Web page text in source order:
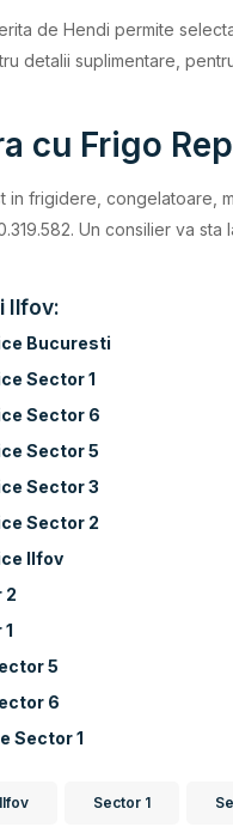
de Hendi permite
detalii suplimentare,
cu Frigo
in frigidere, congelatoare,
Un consilier va
Ilfov:
Bucuresti
Sector 1
Sector 6
Sector 5
Sector 3
Sector 2
Ilfov
2
5
6
Sector 1
Ilfov Sector 1